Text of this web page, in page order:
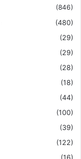
(846)
(480)
(29)
(29)
(28)
(18)
(44)
(100)
(39)
(122)